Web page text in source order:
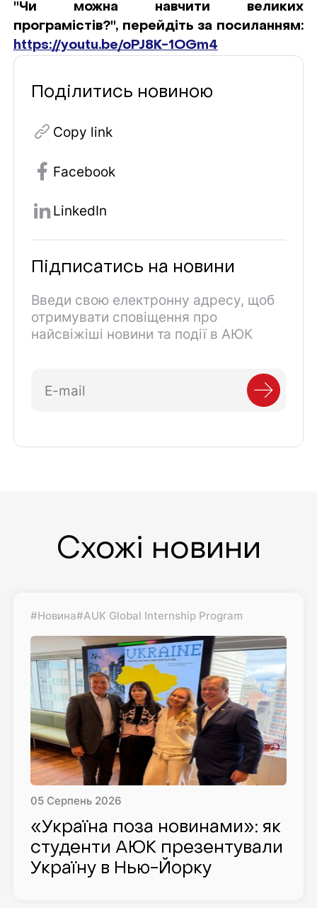
Поділитись новиною
Copy link
Facebook
LinkedIn
Підписатись на новини
Введи свою електронну адресу, щоб
отримувати сповіщення про
найсвіжіші новини та події в АЮК
"Чи можна навчити великих
програмістів?", перейдіть за посиланням:
https://youtu.be/oPJ8K-1OGm4
Схожі новини
#Новина#AUK Global Internship Program
05 Серпень 2026
«Україна поза новинами»: як
студенти AЮK презентували
Україну в Нью-Йорку